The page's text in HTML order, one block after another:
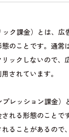
ク課金）とは、広
態のことです。通常
ックしないので、
されています。
レッション課金）
れる形態のことで
ることがあるので